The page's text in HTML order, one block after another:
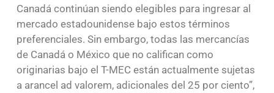
Canadá continúan siendo elegibles para ingresar al
mercado estadounidense bajo estos términos
preferenciales. Sin embargo, todas las mercancías
de Canadá o México que no califican como
originarias bajo el T-MEC están actualmente sujetas
a arancel ad valorem, adicionales del 25 por ciento”,